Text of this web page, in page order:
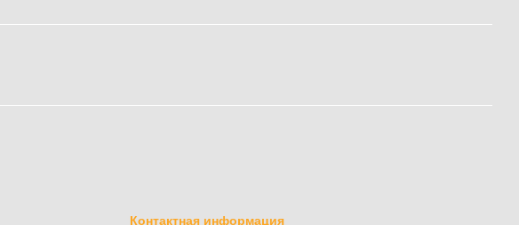
Контактная информация